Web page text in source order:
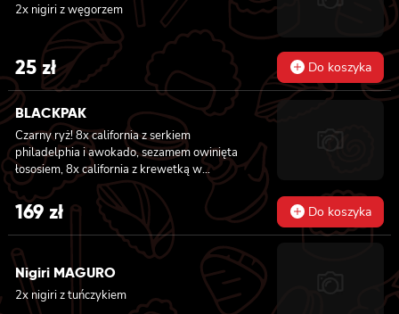
2x nigiri z węgorzem
25 zł Do koszyka
BLACKPAK
Czarny ryż! 8x california z serkiem
philadelphia i awokado, sezamem owinięta
łososiem, 8x california z krewetką w
tempurze, ogórkiem i majonezem lekko
pikantnym, masago i sezamem owinięta
łososiem, 12x futomaki z łososiem
pieczonym, serkiem philadelphia, sosem
teriyaki, sezamem, awokado, ogórkiem i
kanpyo 8x california z łososiem i awokado,
serkiem philadelphia, masago, sezam, 8x
hosomaki z łososiem
169 zł Do koszyka
Nigiri MAGURO
2x nigiri z tuńczykiem